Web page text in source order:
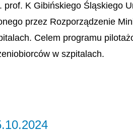
K Gibińskiego Śląskiego
przez Rozporządzenie
Celem programu
w szpitalach.